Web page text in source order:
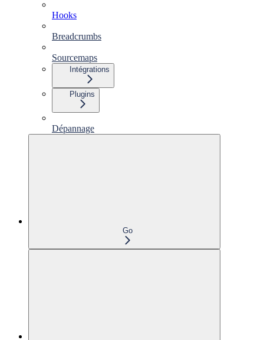
Hooks
Breadcrumbs
Sourcemaps
Intégrations
Plugins
Dépannage
Go